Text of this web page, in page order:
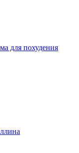
для похудения